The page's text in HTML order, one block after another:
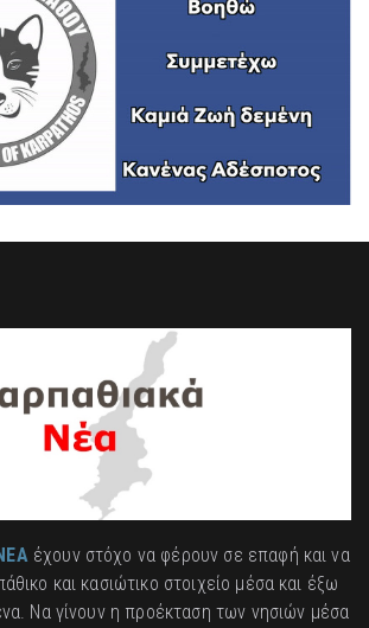
έχουν στόχο να φέρουν σε επαφή και να
και κασιώτικο στοιχείο μέσα και έξω
Να γίνουν η προέκταση των νησιών μέσα